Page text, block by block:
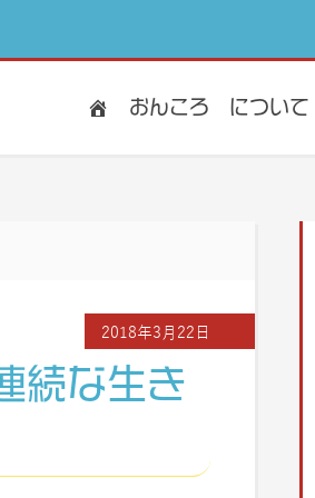
おんころ について
2018年3月22日
続な生き